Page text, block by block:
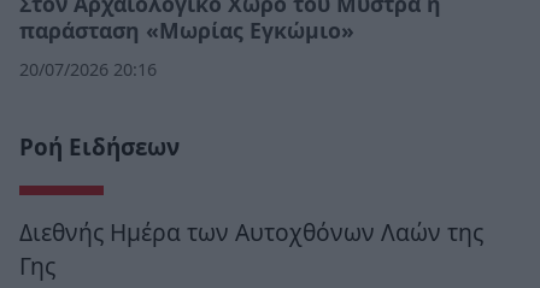
παράσταση «Μωρίας Εγκώμιο»
20/07/2026 20:16
Ροή Ειδήσεων
Διεθνής Ημέρα των Αυτοχθόνων Λαών της
Γης